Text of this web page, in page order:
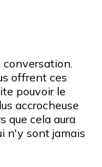
conversation.
offrent ces
pouvoir le
accrocheuse
que cela aura
n'y sont jamais